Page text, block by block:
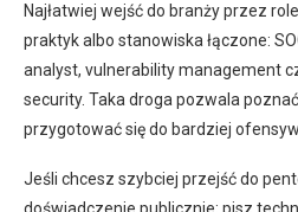
Najłatwiej wejść do branży przez
praktyk albo stanowiska łączone:
analyst, vulnerability management
security. Taka droga pozwala
przygotować się do bardziej
Jeśli chcesz szybciej przejść do